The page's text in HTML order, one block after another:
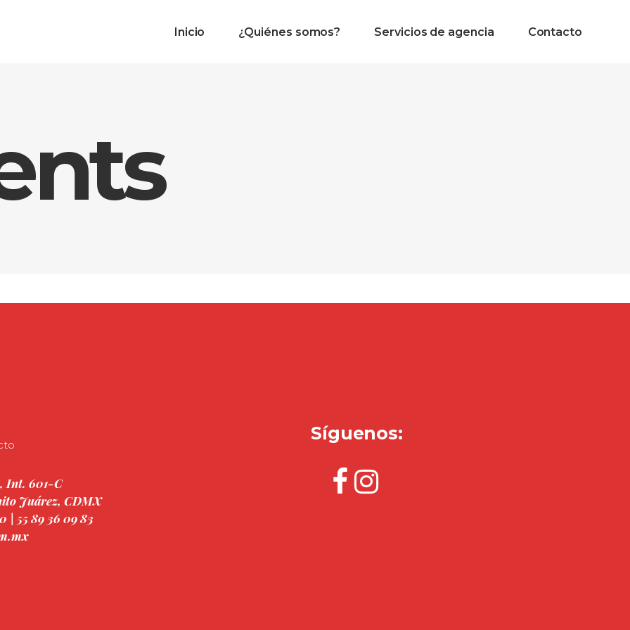
Inicio ¿Quiénes somos? Servicios de agencia Contacto
Int. 601-C
Juárez, CDMX
| 55 89 36 09 83
Síguenos: